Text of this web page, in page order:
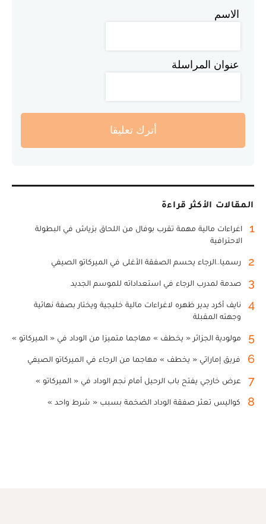
الاسم
عنوان المراسلة
أترك تعليقا
المقالات الأكثر قراءة
1
اغراءات مالية مهمة تقرب بوفال من اللحاق بزياش في البطولة
الاحترافية
2 رسميا..الرجاء يحسم الصفقة الأغلى في الميركاتو الصيفي
3 صدمة لمدرب الرجاء في استعداداته للموسم الجديد
4
نايف أكرد يدير ظهره لاغراءات مالية خليجية ويختار بصفة نهائية
وجهته المقبلة
5 مولودية الجزائر « يخطف » مهاجما متميزا من الوداد في « الميركاتو »
6 فريق إماراتي « يخطف » مهاجما من الرجاء في الميركاتو الصيفي
7 عرض خارجي يفتح باب الرحيل أمام نجم الوداد في « الميركاتو »
8 كواليس تعثر صفقة الوداد الضخمة بسبب « شرط واحد »